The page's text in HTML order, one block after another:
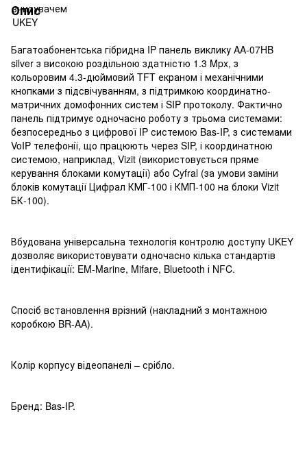
Опис
Багатоабонентська гібридна IP панель виклику AA-07HB
silver з високою роздільною здатністю 1.3 Mpx, з
кольоровим 4.3-дюймовий TFT екраном і механічними
кнопками з підсвічуванням, з підтримкою координатно-
матричних домофонних систем і SIP протоколу. Фактично
панель підтримує одночасно роботу з трьома системами:
безпосередньо з цифрової IP системою Bas-IP, з системами
VoIP телефонії, що працюють через SIP, і координатною
системою, наприклад, Vizit (використовується пряме
керування блоками комутації) або Cyfral (за умови заміни
блоків комутації Цифрал КМГ-100 і КМП-100 на блоки Vizit
БК-100).
Вбудована універсальна технологія контролю доступу UKEY
дозволяє використовувати одночасно кілька стандартів
ідентифікації: EM-Marine, Mifare, Bluetooth і NFC.
Спосіб встановлення врізний (накладний з монтажною
коробкою BR-AA).
Колір корпусу відеопанелі – срібло.
Бренд: Bas-IP.